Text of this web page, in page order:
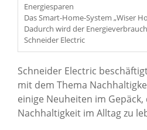
Energiesparen
Das Smart-Home-System „Wiser
Dadurch wird der
Schneider Electric
Schneider Electric
mit dem Thema
einige Neuheiten im
Nachhaltigkeit im Alltag zu